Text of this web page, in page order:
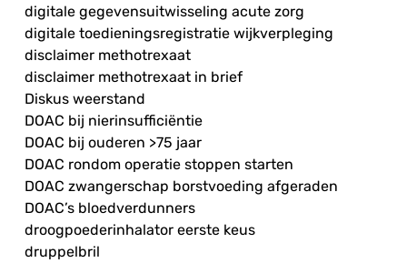
digitale gegevensuitwisseling acute zorg
digitale toedieningsregistratie wijkverpleging
disclaimer methotrexaat
disclaimer methotrexaat in brief
Diskus weerstand
DOAC bij nierinsufficiëntie
DOAC bij ouderen >75 jaar
DOAC rondom operatie stoppen starten
DOAC zwangerschap borstvoeding afgeraden
DOAC’s bloedverdunners
droogpoederinhalator eerste keus
druppelbril